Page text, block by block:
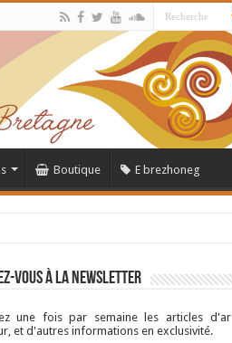
Boutique E brezhoneg
vous à la newsletter
une fois par semaine les articles d'ar
et d'autres informations en exclusivité.